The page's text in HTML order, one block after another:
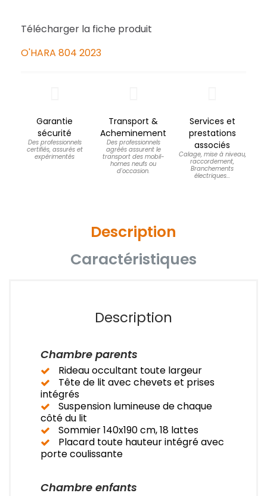
Télécharger la fiche produit
O'HARA 804 2023
Garantie
sécurité
Des professionnels
certifiés, assurés et
expérimentés
Transport &
Acheminement
Des professionnels
agréés assurent le
transport des mobil-
homes neufs ou
d'occasion.
Services et
prestations
associés
Calage, mise à niveau,
raccordement,
Branchements
électriques...
Description
Caractéristiques
Description
Chambre parents
Rideau occultant toute largeur
Tête de lit avec chevets et prises
intégrés
Suspension lumineuse de chaque
côté du lit
Sommier 140x190 cm, 18 lattes
Placard toute hauteur intégré avec
porte coulissante
Chambre enfants